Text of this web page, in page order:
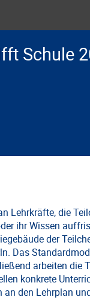
Schule
Lehrkräfte, die
ihr Wissen
der
Das
arbeiten die
konkrete
den Lehrplan